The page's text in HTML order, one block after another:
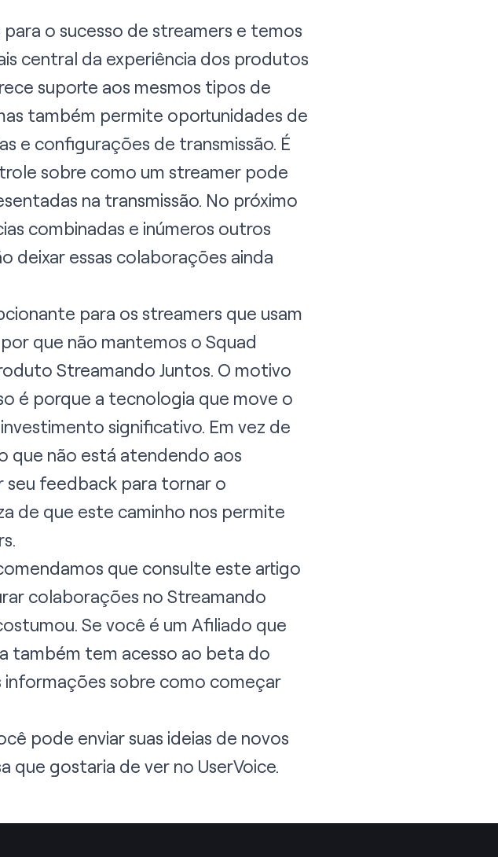
o sucesso de streamers e temos
central da experiência dos produtos
suporte aos mesmos tipos de
também permite oportunidades de
e configurações de transmissão. É
sobre como um streamer pode
na transmissão. No próximo
combinadas e inúmeros outros
deixar essas colaborações ainda
para os streamers que usam
que não mantemos o Squad
Streamando Juntos. O motivo
é porque a tecnologia que move o
significativo. Em vez de
que não está atendendo aos
seu feedback para tornar o
de que este caminho nos permite
que consulte este artigo
colaborações no Streamando
Se você é um Afiliado que
também tem acesso ao beta do
informações sobre como começar
pode enviar suas ideias de novos
que gostaria de ver no UserVoice.